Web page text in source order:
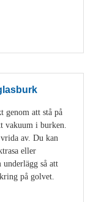
genom att stå på
vakuum i burken.
av. Du kan
eller
så att
på golvet.